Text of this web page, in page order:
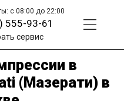
с 08:00 до 22:00
555-93-61
сервис
в
(Мазерати) в